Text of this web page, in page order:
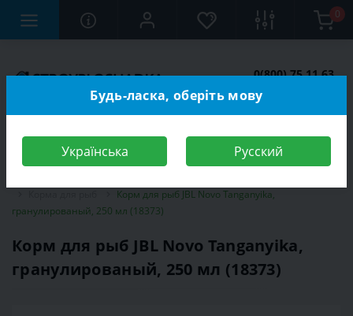
0
0(800) 75 11 63
Корм для рыб JBL Novo Tanganyika,
гранулированый, 250 мл (18373)
Корм для рыб JBL Novo Tanganyika,
гранулированый, 250 мл (18373)
Будь-ласка, оберіть мову
Українська Русский